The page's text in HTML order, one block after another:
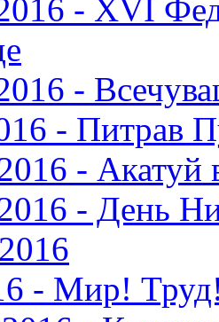
- XVI
-
- Питрав
- Акатуй
- День
- Мир!